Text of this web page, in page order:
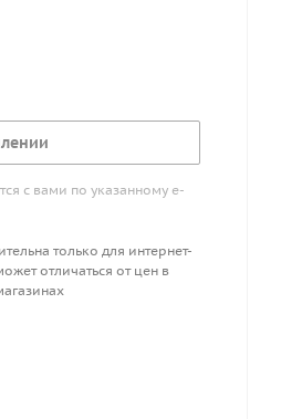
с вами по указанному е-
только для интернет-
отличаться от цен в